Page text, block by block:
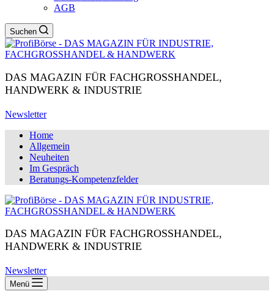
AGB
Suchen
DAS MAGAZIN FÜR FACHGROSSHANDEL,
HANDWERK & INDUSTRIE
Newsletter
Home
Allgemein
Neuheiten
Im Gespräch
Beratungs-Kompetenzfelder
DAS MAGAZIN FÜR FACHGROSSHANDEL,
HANDWERK & INDUSTRIE
Newsletter
Menü